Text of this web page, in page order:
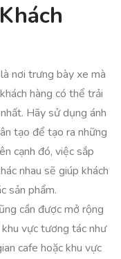
nơi trưng bày xe mà
hàng có thể trải
Hãy sử dụng ánh
tạo để tạo ra những
cạnh đó, việc sắp
nhau sẽ giúp khách
sản phẩm.
cần được mở rộng
vực tương tác như
cafe hoặc khu vực